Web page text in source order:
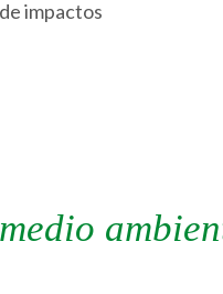
impactos